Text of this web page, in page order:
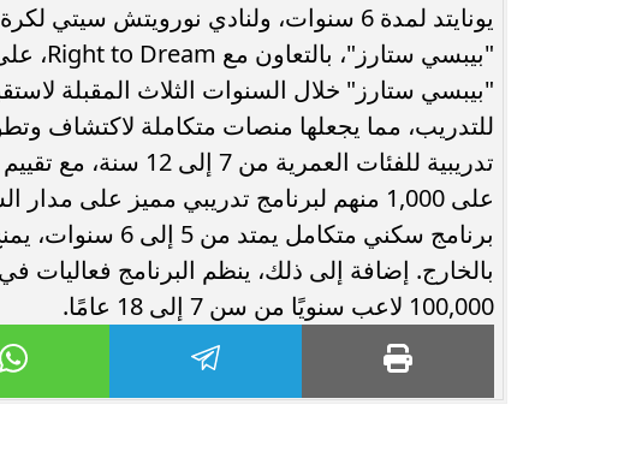
"بيبسي ستارز" خلال السنوات الثلاث المقبلة
للتدريب، مما يجعلها منصات متكاملة لاكتشاف
برنامج سكني
بالخارج. إضافة إلى ذلك، ينظم البرنامج
100,000 لاعب سنويًا من سن 7 إلى 18 عامًا.